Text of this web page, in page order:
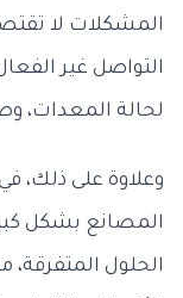
المشكلات لا
التواصل غير
لحالة المعدات،
وعلاوة على ذلك،
المصانع بشكل
الحلول